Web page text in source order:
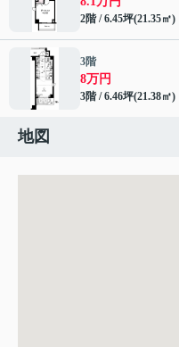
2階 / 6.45坪(21.35㎡)
3階
8万円
3階 / 6.46坪(21.38㎡)
地図